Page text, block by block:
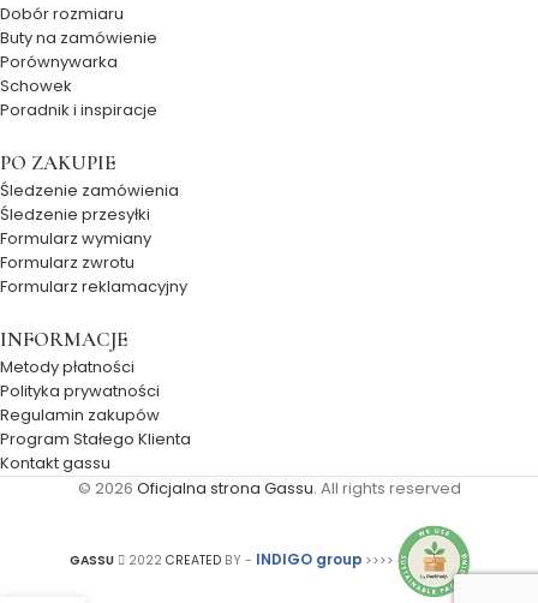
Dobór rozmiaru
Buty na zamówienie
Porównywarka
Schowek
Poradnik i inspiracje
PO ZAKUPIE
Śledzenie zamówienia
Śledzenie przesyłki
Formularz wymiany
Formularz zwrotu
Formularz reklamacyjny
INFORMACJE
Metody płatności
Polityka prywatności
Regulamin zakupów
Program Stałego Klienta
Kontakt gassu
© 2026 Oficjalna strona Gassu. All rights reserved
GASSU 2022 CREATED BY - INDIGO group >>>>